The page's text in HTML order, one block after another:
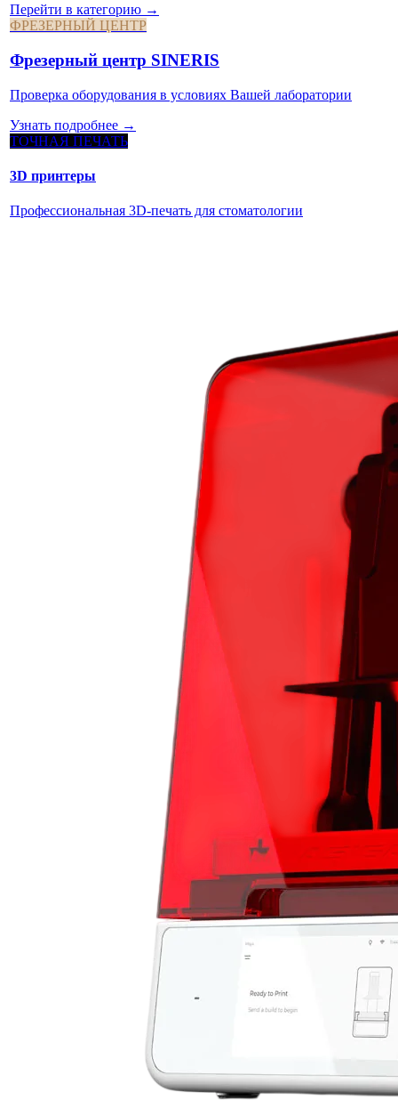
Перейти в категорию →
ФРЕЗЕРНЫЙ ЦЕНТР
Фрезерный центр SINERIS
Проверка оборудования в условиях Вашей лаборатории
Узнать подробнее →
ТОЧНАЯ ПЕЧАТЬ
3D принтеры
Профессиональная 3D-печать для стоматологии